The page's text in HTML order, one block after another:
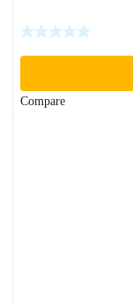
Compare